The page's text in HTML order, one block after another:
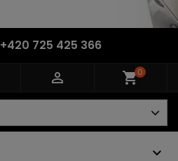
+420 725 425 366
 shopping_cart0